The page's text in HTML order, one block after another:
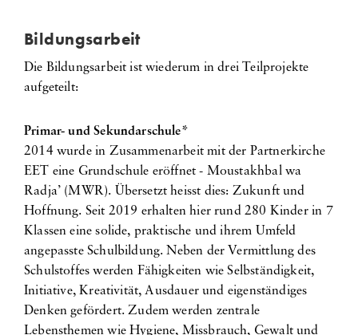
Bildungsarbeit
Die Bildungsarbeit ist wiederum in drei Teilprojekte
aufgeteilt:
Primar- und Sekundarschule*
2014 wurde in Zusammenarbeit mit der Partnerkirche
EET eine Grundschule eröffnet - Moustakhbal wa
Radja’ (MWR). Übersetzt heisst dies: Zukunft und
Hoffnung. Seit 2019 erhalten hier rund 280 Kinder in 7
Klassen eine solide, praktische und ihrem Umfeld
angepasste Schulbildung. Neben der Vermittlung des
Schulstoffes werden Fähigkeiten wie Selbständigkeit,
Initiative, Kreativität, Ausdauer und eigenständiges
Denken gefördert. Zudem werden zentrale
Lebensthemen wie Hygiene, Missbrauch, Gewalt und